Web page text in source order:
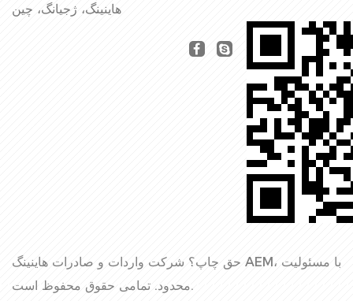
هاینینگ، ژجیانگ، چین
حق چاپ؟ شرکت واردات و صادرات هاینینگ AEM، با مسئولیت
محدود.تمامی حقوق محفوظ است.